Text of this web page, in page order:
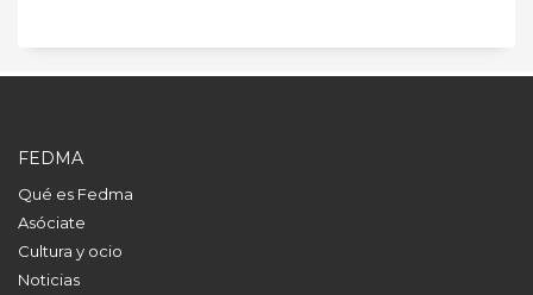
FEDMA
Qué es Fedma
Asóciate
Cultura y ocio
Noticias